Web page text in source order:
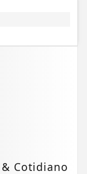
Cotidiano